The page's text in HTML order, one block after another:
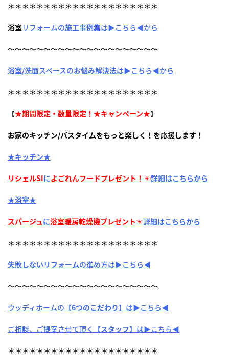
＊＊＊＊＊＊＊＊＊＊＊＊＊＊＊＊＊＊＊＊＊
浴室リフォームの施工事例集は▶こちら◀から
～～～～～～～～～～～～～～～～～～～～～
浴室/洗面スペースのお悩み解決法は▶こちら◀から
＊＊＊＊＊＊＊＊＊＊＊＊＊＊＊＊＊＊＊＊＊
【★期間限定・数量限定！★キャンペーン★】
お家のキッチン/バスタイムをもっと楽しく！を応援します！
★キッチン★
リシェルSIによごれんフードプレゼント！☜詳細はこちらから
★浴室★
スパージュに浴室暖房乾燥機プレゼント☜詳細はこちらから
＊＊＊＊＊＊＊＊＊＊＊＊＊＊＊＊＊＊＊＊＊
失敗しないリフォームの進め方は▶こちら◀
～～～～～～～～～～～～～～～～～～～～～
ウッディホームの【6つのこだわり】は▶こちら◀
ご相談、ご提案させて頂く【スタッフ】は▶こちら◀
＊＊＊＊＊＊＊＊＊＊＊＊＊＊＊＊＊＊＊＊＊